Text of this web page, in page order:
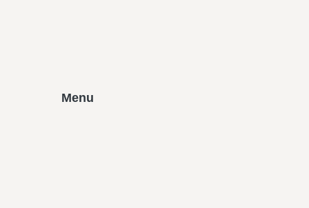
Menu